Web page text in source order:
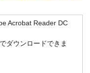
Acrobat Reader DC
ダウンロードできま